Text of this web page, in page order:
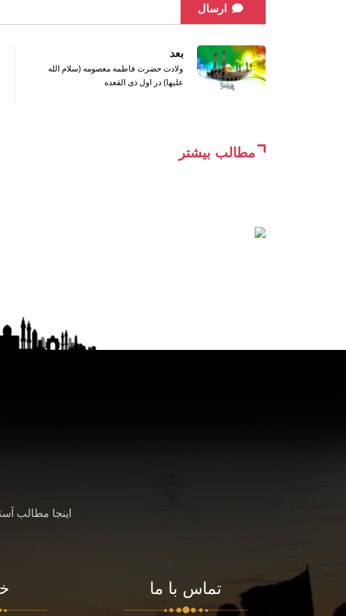
ارسال
بعد
ولادت حضرت فاطمه معصومه (سلام الله
علیها) در اول ذی القعده
مطالب بیشتر
اینجا مطالب
تماس با ما